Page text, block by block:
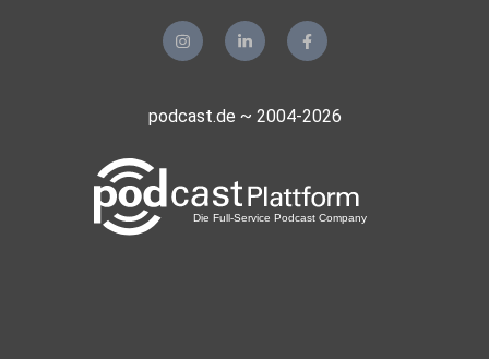
podcast.de ~ 2004-2026